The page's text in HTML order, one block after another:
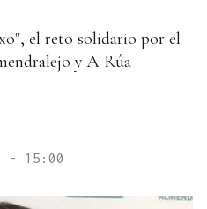
el reto solidario por el
y A Rúa
- 15:00